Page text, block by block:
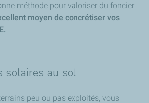
méthode pour valoriser du foncier
moyen de concrétiser vos
solaires au sol
peu ou pas exploités, vous